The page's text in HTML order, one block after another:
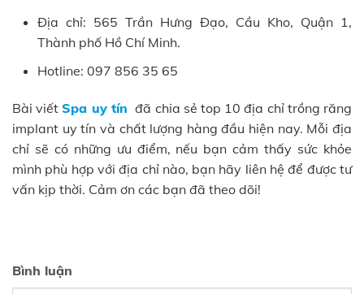
Địa chỉ: 565 Trần Hưng Đạo, Cầu Kho, Quận 1,
Thành phố Hồ Chí Minh.
Hotline: 097 856 35 65
Bài viếtSpa uy tín đã chia sẻ top 10 địa chỉ trồng răng
implant uy tín và chất lượng hàng đầu hiện nay. Mỗi địa
chỉ sẽ có những ưu điểm, nếu bạn cảm thấy sức khỏe
mình phù hợp với địa chỉ nào, bạn hãy liên hệ để được tư
vấn kịp thời. Cảm ơn các bạn đã theo dõi!
Bình luận